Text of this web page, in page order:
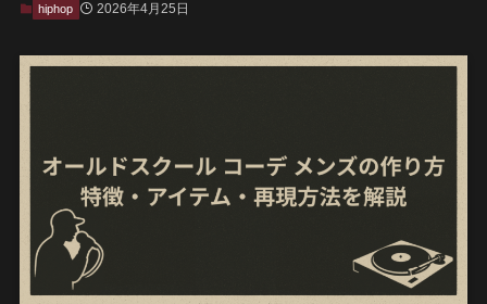
hiphop 2026年4月25日